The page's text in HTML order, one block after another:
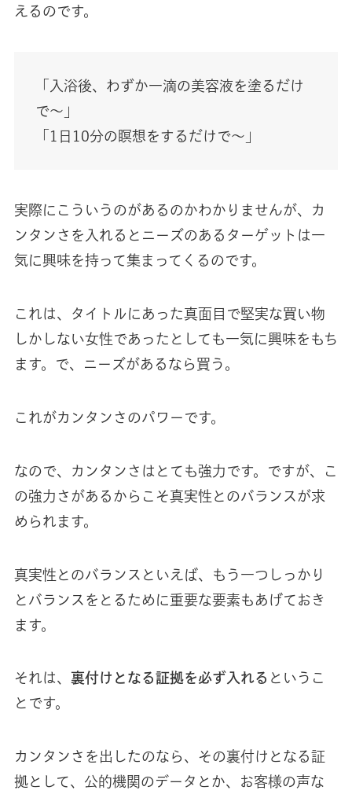
えるのです。
「入浴後、わずか一滴の美容液を塗るだけ
で〜」
「1日10分の瞑想をするだけで〜」
実際にこういうのがあるのかわかりませんが、カ
ンタンさを入れるとニーズのあるターゲットは一
気に興味を持って集まってくるのです。
これは、タイトルにあった真面目で堅実な買い物
しかしない女性であったとしても一気に興味をもち
ます。で、ニーズがあるなら買う。
これがカンタンさのパワーです。
なので、カンタンさはとても強力です。ですが、こ
の強力さがあるからこそ真実性とのバランスが求
められます。
真実性とのバランスといえば、もう一つしっかり
とバランスをとるために重要な要素もあげておき
ます。
それは、 裏付けとなる証拠を必ず入れる というこ
とです。
カンタンさを出したのなら、その裏付けとなる証
拠として、公的機関のデータとか、お客様の声な